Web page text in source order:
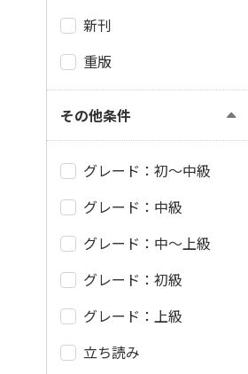
新刊
重版
その他条件
グレード：初～中級
グレード：中級
グレード：中～上級
グレード：初級
グレード：上級
立ち読み